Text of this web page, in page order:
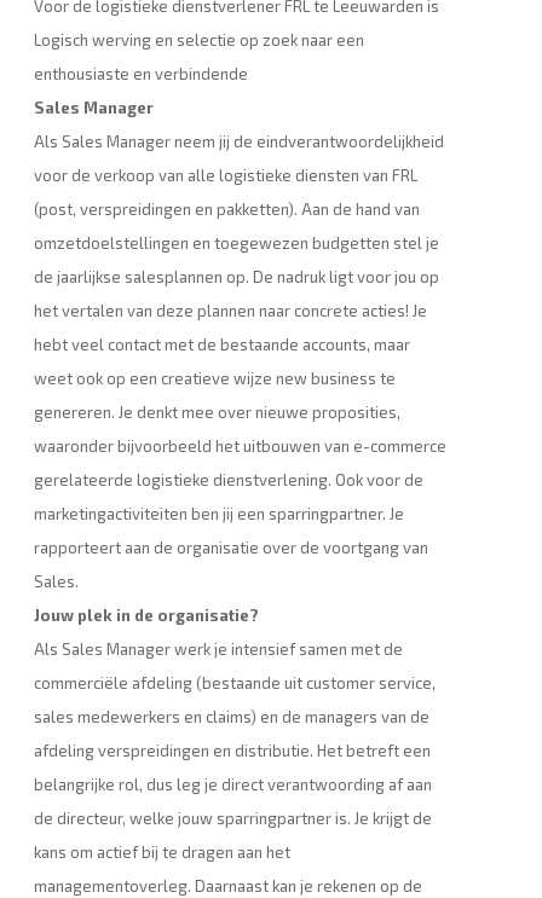
Voor de logistieke dienstverlener FRL te Leeuwarden is
Logisch werving en selectie op zoek naar een
enthousiaste en verbindende
Sales Manager
Als Sales Manager neem jij de eindverantwoordelijkheid
voor de verkoop van alle logistieke diensten van FRL
(post, verspreidingen en pakketten). Aan de hand van
omzetdoelstellingen en toegewezen budgetten stel je
de jaarlijkse salesplannen op. De nadruk ligt voor jou op
het vertalen van deze plannen naar concrete acties! Je
hebt veel contact met de bestaande accounts, maar
weet ook op een creatieve wijze new business te
genereren. Je denkt mee over nieuwe proposities,
waaronder bijvoorbeeld het uitbouwen van e-commerce
gerelateerde logistieke dienstverlening. Ook voor de
marketingactiviteiten ben jij een sparringpartner. Je
rapporteert aan de organisatie over de voortgang van
Sales.
Jouw plek in de organisatie?
Als Sales Manager werk je intensief samen met de
commerciële afdeling (bestaande uit customer service,
sales medewerkers en claims) en de managers van de
afdeling verspreidingen en distributie. Het betreft een
belangrijke rol, dus leg je direct verantwoording af aan
de directeur, welke jouw sparringpartner is. Je krijgt de
kans om actief bij te dragen aan het
managementoverleg. Daarnaast kan je rekenen op de